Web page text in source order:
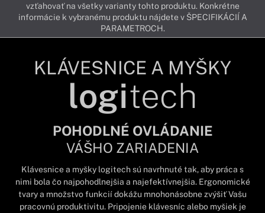
vzťahovať na všetky varianty tohto produktu. Konkrétne
informácie k vybranému produktu nájdete v ŠPECIFIKÁCIÍ A
PARAMETROCH.
KLÁVESNICE A MYŠKY
logitech
POHODLNÉ OVLÁDANIE
VÁŠHO ZARIADENIA
Klávesnice a myšky logitech sú navrhnuté tak, aby práca s
nimi bola čo najpohodlnejšia a najefektívnejšia. Ergonomické
tvary a množstvo funkcií dokážu mnohonásobne zvýšiť Vašu
pracovnú produktivitu. Pripojenie klávesníc alebo myšiek je